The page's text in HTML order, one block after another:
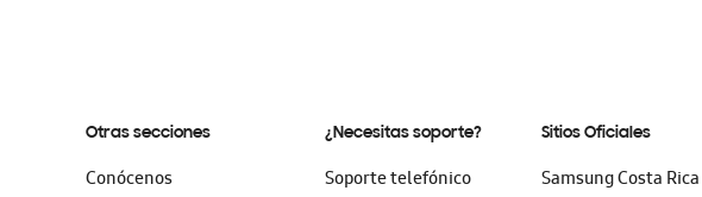
Otras secciones
Conócenos
¿Necesitas soporte?
Soporte telefónico
Sitios Oficiales
Samsung Costa Rica